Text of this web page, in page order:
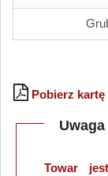
Pobierz
Uwaga
Towar